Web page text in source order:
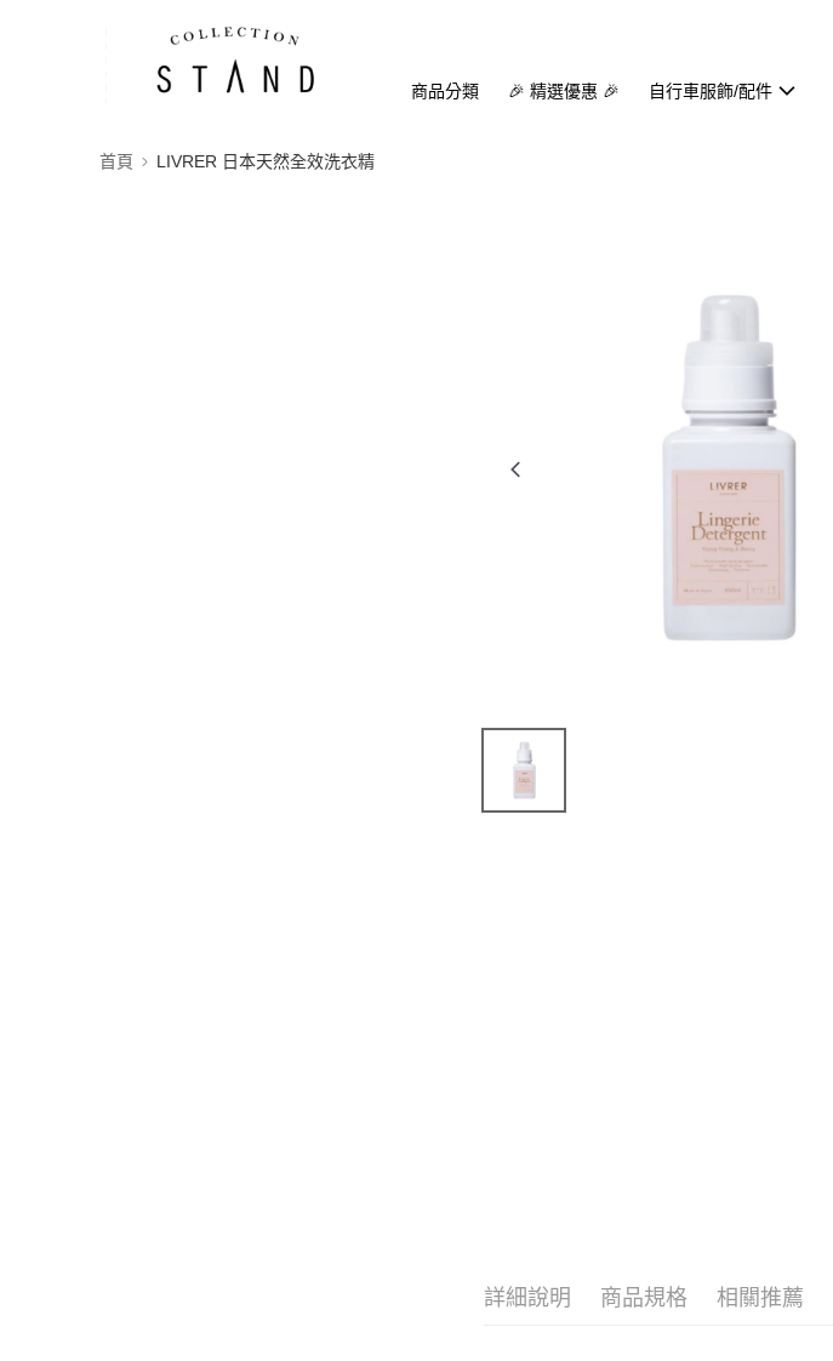
商品分類 🎉 精選優惠 🎉 自行車服飾/配件
首頁 LIVRER 日本天然全效洗衣精
詳細說明 商品規格 相關推薦